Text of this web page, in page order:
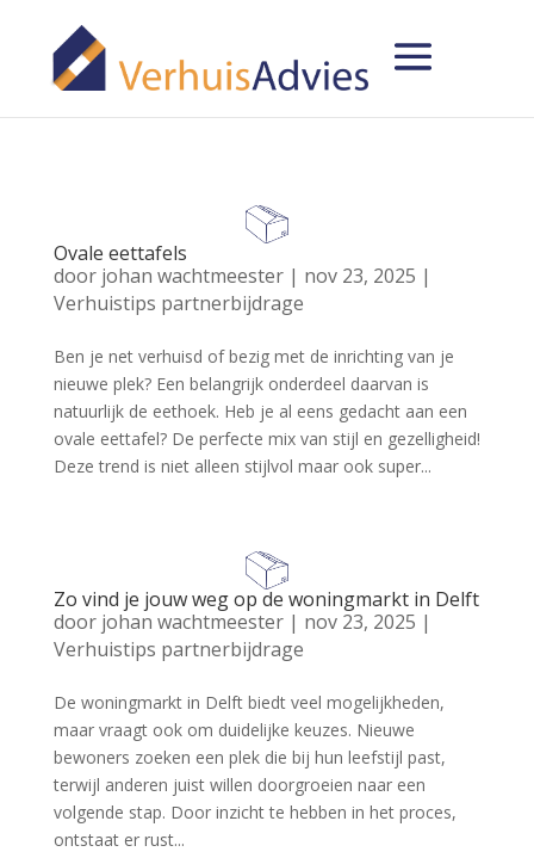
Ovale eettafels
door johan wachtmeester| nov 23, 2025 |
Verhuistips partnerbijdrage
Ben je net verhuisd of bezig met de inrichting van je
nieuwe plek? Een belangrijk onderdeel daarvan is
natuurlijk de eethoek. Heb je al eens gedacht aan een
ovale eettafel? De perfecte mix van stijl en gezelligheid!
Deze trend is niet alleen stijlvol maar ook super...
Zo vind je jouw weg op de woningmarkt in Delft
door johan wachtmeester| nov 23, 2025 |
Verhuistips partnerbijdrage
De woningmarkt in Delft biedt veel mogelijkheden,
maar vraagt ook om duidelijke keuzes. Nieuwe
bewoners zoeken een plek die bij hun leefstijl past,
terwijl anderen juist willen doorgroeien naar een
volgende stap. Door inzicht te hebben in het proces,
ontstaat er rust...